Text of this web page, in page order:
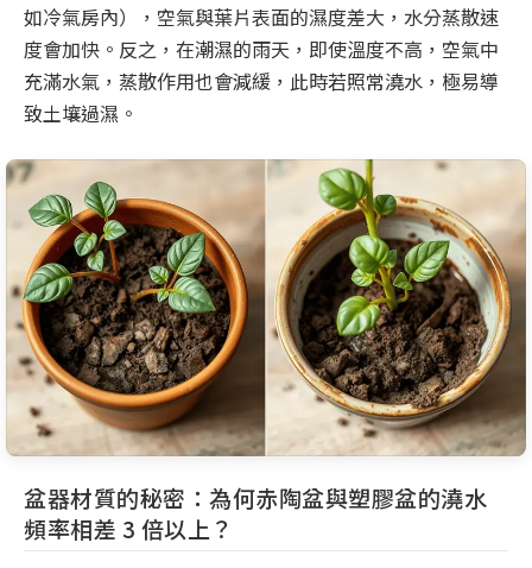
如冷氣房內），空氣與葉片表面的濕度差大，水分蒸散速
度會加快。反之，在潮濕的雨天，即使溫度不高，空氣中
充滿水氣，蒸散作用也會減緩，此時若照常澆水，極易導
致土壤過濕。
盆器材質的秘密：為何赤陶盆與塑膠盆的澆水
頻率相差 3 倍以上？